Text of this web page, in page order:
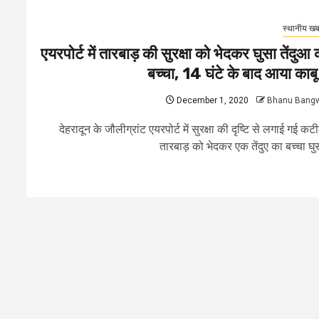
स्थानीय
एयरपोर्ट में तारबाड़ की सुरक्षा को भेदकर घुसा तेंदुआ
बच्चा, 14 घंटे के बाद आया
December 1, 2020 Bhanu
देहरादून के जौलीग्रांट एयरपोर्ट में सुरक्षा की दृष्टि से लगाई गई
तारबाड़ को भेदकर एक तेंदुए का बच्चा